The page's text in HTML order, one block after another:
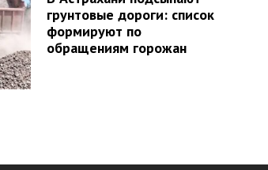
грунтовые дороги: список
формируют по
обращениям горожан